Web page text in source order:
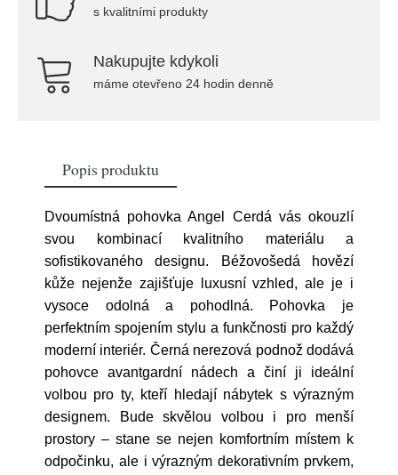
s kvalitními produkty
Nakupujte kdykoli
máme otevřeno 24 hodin denně
Popis produktu
Dvoumístná pohovka Angel Cerdá vás okouzlí
svou kombinací kvalitního materiálu a
sofistikovaného designu. Béžovošedá hovězí
kůže nejenže zajišťuje luxusní vzhled, ale je i
vysoce odolná a pohodlná. Pohovka je
perfektním spojením stylu a funkčnosti pro každý
moderní interiér. Černá nerezová podnož dodává
pohovce avantgardní nádech a činí ji ideální
volbou pro ty, kteří hledají nábytek s výrazným
designem. Bude skvělou volbou i pro menší
prostory – stane se nejen komfortním místem k
odpočinku, ale i výrazným dekorativním prvkem,